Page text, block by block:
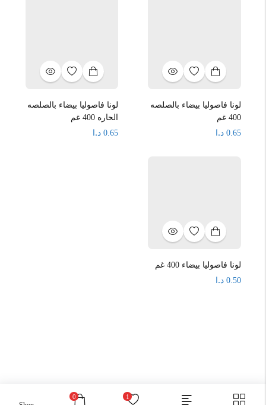
لونا فاصوليا بيضاء بالصلصه
400 غم
0.65 د.ا
لونا فاصوليا بيضاء بالصلصه
الحاره 400 غم
0.65 د.ا
لونا فاصوليا بيضاء 400 غم
0.50 د.ا
1
0